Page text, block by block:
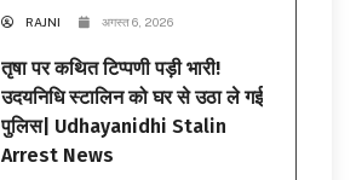
RAJNI अगस्त 6, 2026
तृषा पर कथित टिप्पणी पड़ी भारी!
उदयनिधि स्टालिन को घर से उठा ले गई
पुलिस| Udhayanidhi Stalin
Arrest News